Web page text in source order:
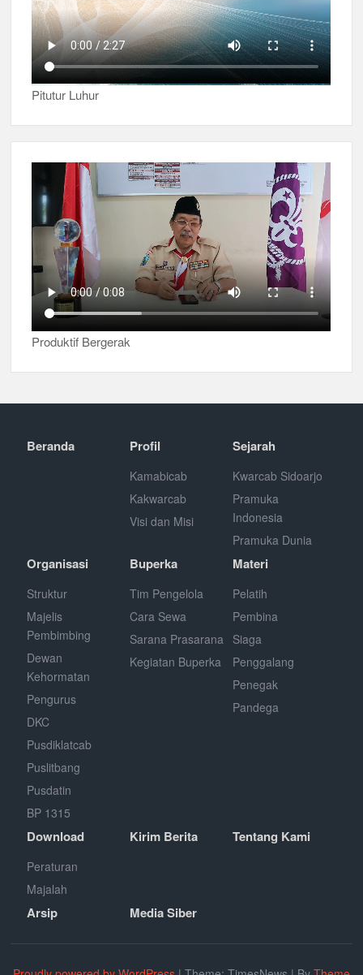
Pitutur Luhur
Produktif Bergerak
Beranda Profil
Kamabicab
Kakwarcab
Visi dan Misi
Sejarah
Kwarcab Sidoarjo
Pramuka
Indonesia
Pramuka Dunia
Organisasi
Struktur
Majelis
Pembimbing
Dewan
Kehormatan
Pengurus
DKC
Pusdiklatcab
Puslitbang
Pusdatin
BP 1315
Buperka
Tim Pengelola
Cara Sewa
Sarana Prasarana
Kegiatan Buperka
Materi
Pelatih
Pembina
Siaga
Penggalang
Penegak
Pandega
Download
Peraturan
Majalah
Kirim Berita Tentang Kami
Arsip Media Siber